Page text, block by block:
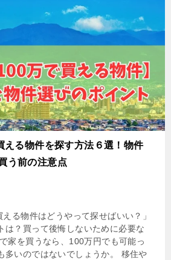
える物件を探す方法６選！物件
う前の注意点
える物件はどうやって探せばいい？」
は？買って後悔しないために必要な
家を買うなら、100万円でも可能っ
多いのではないでしょうか。 移住や